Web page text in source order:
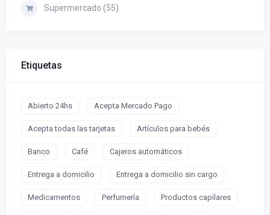
Supermercado (55)
Etiquetas
Abierto 24hs Acepta Mercado Pago
Acepta todas las tarjetas Artículos para bebés
Banco Café Cajeros automáticos
Entrega a domicilio Entrega a domicilio sin cargo
Medicamentos Perfumería Productos capilares